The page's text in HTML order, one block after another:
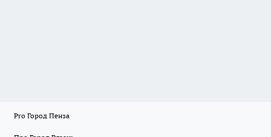
Pro Город Пенза